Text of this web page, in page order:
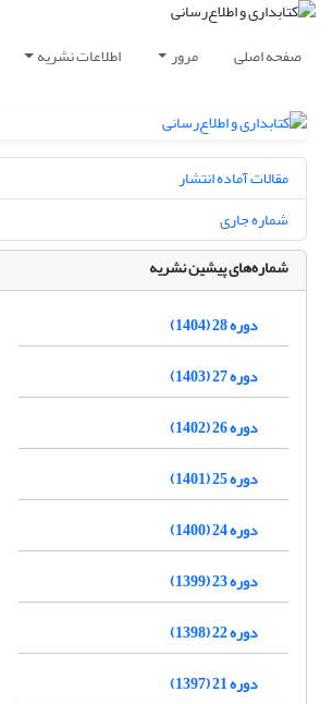
صفحه اصلی مرور اطلاعات نشریه
مقالات آماده انتشار
شماره جاری
شماره‌های پیشین نشریه
دوره 28 (1404)
دوره 27 (1403)
دوره 26 (1402)
دوره 25 (1401)
دوره 24 (1400)
دوره 23 (1399)
دوره 22 (1398)
دوره 21 (1397)